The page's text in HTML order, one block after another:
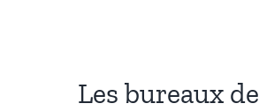
Les bureaux de